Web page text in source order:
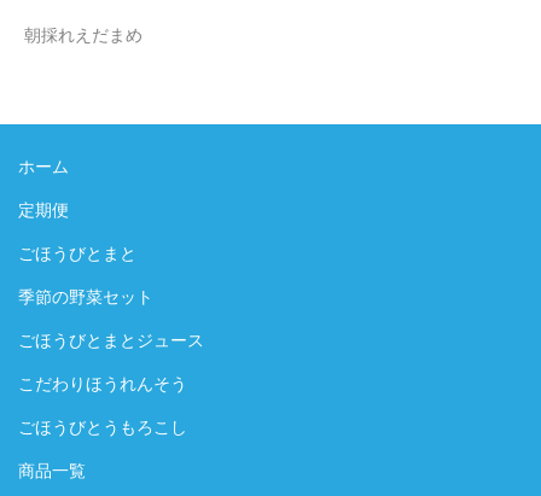
朝採れえだまめ
ホーム
定期便
ごほうびとまと
季節の野菜セット
ごほうびとまとジュース
こだわりほうれんそう
ごほうびとうもろこし
商品一覧